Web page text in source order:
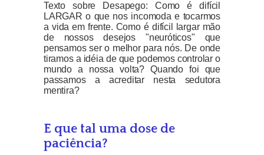
Texto sobre Desapego: Como é difícil
LARGAR o que nos incomoda e tocarmos
a vida em frente. Como é difícil largar mão
de nossos desejos "neuróticos" que
pensamos ser o melhor para nós. De onde
tiramos a idéia de que podemos controlar o
mundo a nossa volta? Quando foi que
passamos a acreditar nesta sedutora
mentira?
E que tal uma dose de
paciência?